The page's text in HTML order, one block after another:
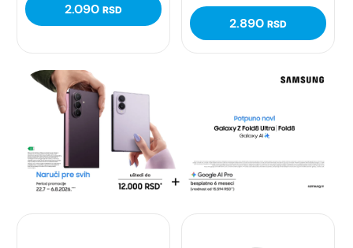
2.090 RSD
2.890 RSD